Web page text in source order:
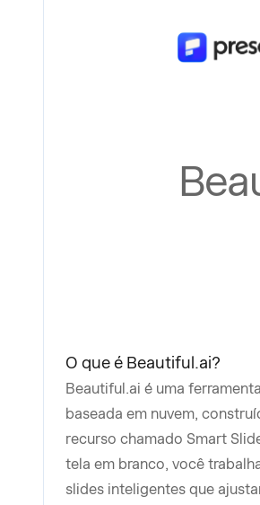
O que é Beautiful.ai?
Beautiful.ai é uma
baseada em nuvem,
recurso chamado Smart
tela em branco, você
slides inteligentes que